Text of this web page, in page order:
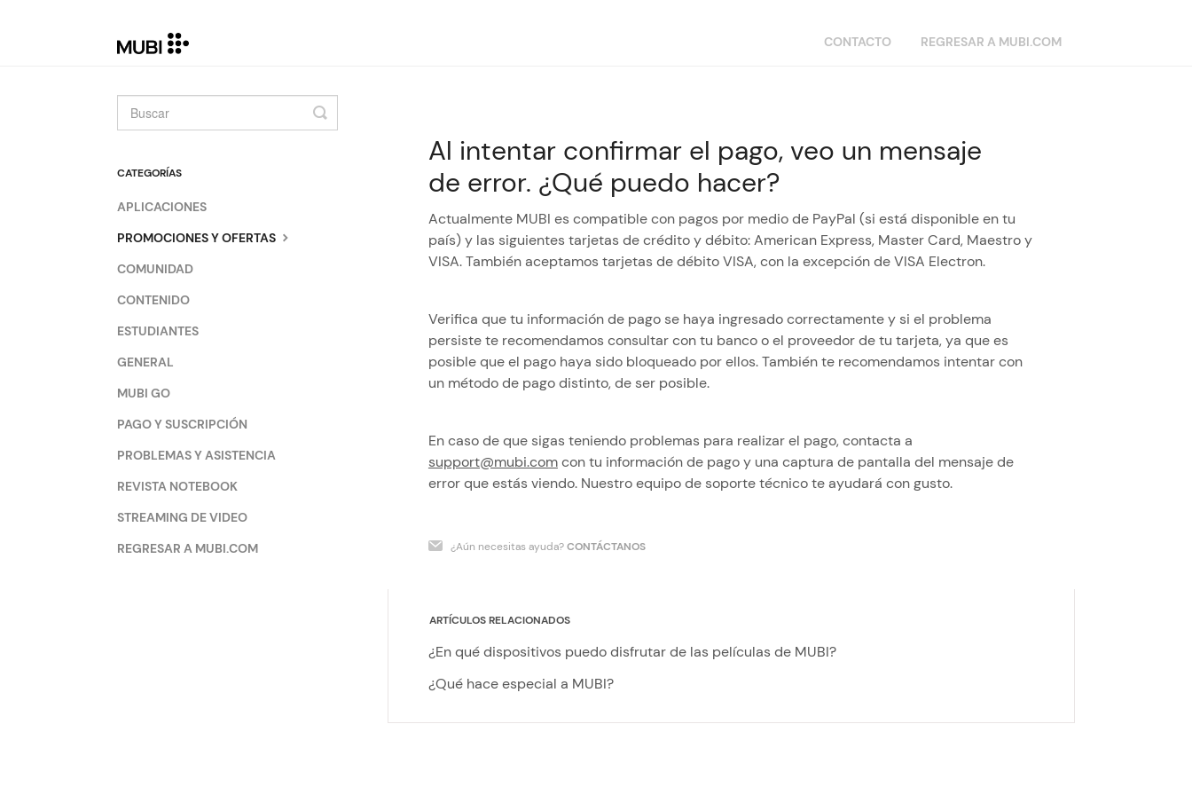
CONTACTO REGRESAR A MUBI.COM
Al intentar confirmar el pago, veo un mensaje
de error. ¿Qué puedo hacer?
Actualmente MUBI es compatible con pagos por medio de PayPal (si está disponible en tu
país) y las siguientes tarjetas de crédito y débito: American Express, Master Card, Maestro y
VISA. También aceptamos tarjetas de débito VISA, con la excepción de VISA Electron.
Verifica que tu información de pago se haya ingresado correctamente y si el problema
persiste te recomendamos consultar con tu banco o el proveedor de tu tarjeta, ya que es
posible que el pago haya sido bloqueado por ellos. También te recomendamos intentar con
un método de pago distinto, de ser posible.
En caso de que sigas teniendo problemas para realizar el pago, contacta a
support@mubi.comcon tu información de pago y una captura de pantalla del mensaje de
error que estás viendo. Nuestro equipo de soporte técnico te ayudará con gusto.
¿Aún necesitas ayuda?CONTÁCTANOS
ARTÍCULOS RELACIONADOS
¿En qué dispositivos puedo disfrutar de las películas de MUBI?
¿Qué hace especial a MUBI?
Toggle
Search
CATEGORÍAS
APLICACIONES
PROMOCIONES Y OFERTAS
COMUNIDAD
CONTENIDO
ESTUDIANTES
GENERAL
MUBI GO
PAGO Y SUSCRIPCIÓN
PROBLEMAS Y ASISTENCIA
REVISTA NOTEBOOK
STREAMING DE VIDEO
REGRESAR A MUBI.COM